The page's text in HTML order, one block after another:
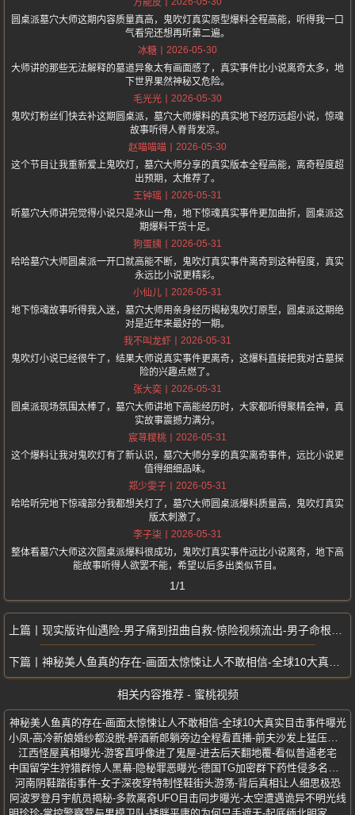
万能皮
圆桌派墓穴大师这期内容质量真高，鬼吹灯真实原型爆料全程高能，听得我一口
气看完还想再听第二遍。
冰糖
2026-05-30
大师讲的那些无法解释的墓道异象太有画面感了，真实事件比小说离奇太多，地
下世界果然神秘又危险。
毛光光
2026-05-30
鬼吹灯粉丝们快去补这期圆桌派，墓穴大师爆料的真实地下经历远超小说，惊魂
故事听得人脊背发凉。
赵喵喵喵
2026-05-30
这个节目让我重新爱上鬼吹灯，墓穴大师分享的真实版本全程高能，离奇程度超
出预期，太推荐了。
王钟瑶
2026-05-31
听墓穴大师讲完觉得小说只是冰山一角，地下惊魂真实事件更加曲折，圆桌派这
期爆料干货十足。
狗蛋姨
2026-05-31
哈哈墓穴大师圆桌派一开口就高能不断，鬼吹灯真实事件离奇到这种程度，真实
永远比小说更精彩。
小仙儿
2026-05-31
地下惊魂故事听得我入迷，墓穴大师用亲身经历揭秘鬼吹灯原型，圆桌派这期绝
对是近年来最好的一期。
我不叫龙虾
2026-05-31
鬼吹灯小说已经很牛了，结果大师说真实事件更离奇，这爆料直接把我对古墓探
险的兴趣点燃了。
张大奕
2026-05-31
圆桌派现场氛围太棒了，墓穴大师讲地下高能经历时，大家都听得聚精会神，真
实故事震撼力满分。
宸荨糭桃
2026-05-31
这个爆料让我对鬼吹灯有了新认识，墓穴大师分享的真实离奇事件，远比小说更
值得细细品味。
郑少雯子
2026-05-31
哈哈听完地下惊魂部分我都想关灯了，墓穴大师圆桌派爆料质量高，鬼吹灯真实
版太刺激了。
李子柒
2026-05-31
整体看墓穴大师这次圆桌派爆料很成功，鬼吹灯真实事件远比小说离奇，地下高
能故事听得人欲罢不能，希望以后多出类似节目。
1/1
现实版许仙遇险-男子痛到扭曲自救-惊险视频流出-男子命根子遭蛇咬住不放
神秘美人鱼真的存在-画面太惊悚让人不敢相信-全球10大真实目击事件曝光
相关内容推荐 - 蜜桃视频
神秘美人鱼真的存在-画面太惊悚让人不敢相信-全球10大真实目击事件曝光
江西怪屋真相曝光-游客直呼像进了鬼屋-进去后天翻地覆-看似普通老宅
河南阴鞋踏街事件-女子深夜穿特制怪鞋街头游荡-背后真相让人细思极恐
阿波罗登月宇航员揭秘-多款离奇UFO目击同步曝光-太空遭遇诡异不明光线